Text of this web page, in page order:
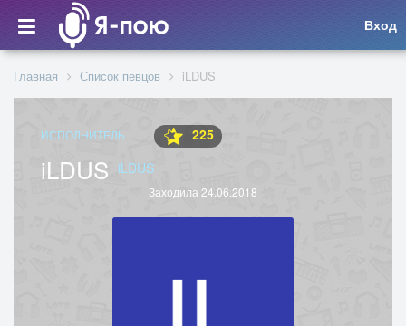
Вход
Главная Список певцов iLDUS
ИСПОЛНИТЕЛЬ 225
iLDUS iLDUS
Заходила 24.06.2018